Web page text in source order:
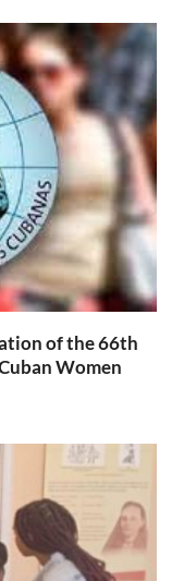
of the 66th
Women